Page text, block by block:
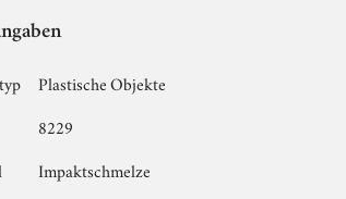
Plastische Objekte
8229
Impaktschmelze